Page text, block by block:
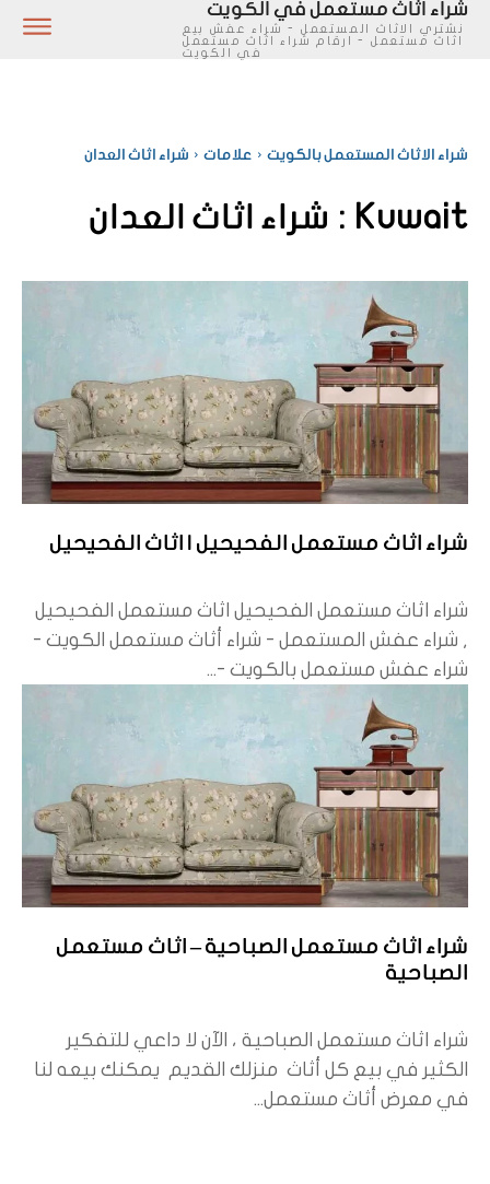
شراء اثاث مستعمل في الكويت
نشتري الاثاث المستعمل - شراء عفش بيع
اثاث مستعمل - ارقام شراء اثاث مستعمل
في الكويت
شراء الاثاث المستعمل بالكويت علامات شراء اثاث العدان
Kuwait : شراء اثاث العدان
شراء اثاث مستعمل الفحيحيل | اثاث الفحيحيل
شراء اثاث مستعمل الفحيحيل اثاث مستعمل الفحيحيل
, شراء عفش المستعمل - شراء أثاث مستعمل الكويت -
شراء عفش مستعمل بالكويت -...
شراء اثاث مستعمل الصباحية – اثاث مستعمل
الصباحية
شراء اثاث مستعمل الصباحية ، الآن لا داعي للتفكير
الكثير في بيع كل أثاث منزلك القديم يمكنك بيعه لنا
في معرض أثاث مستعمل...